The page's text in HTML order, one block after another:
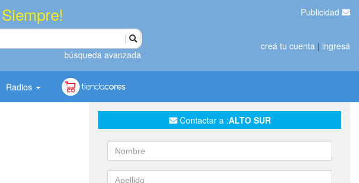
Siempre!
búsqueda avanzada
Publicidad
creá tu cuenta | ingresá
Radios
Contactar a :ALTO SUR